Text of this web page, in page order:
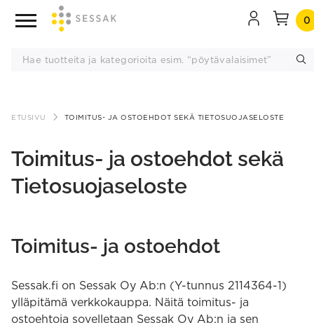
Siirry
0
ETUSIVU TOIMITUS- JA OSTOEHDOT SEKÄ TIETOSUOJASELOSTE
Toimitus- ja ostoehdot sekä
Tietosuojaseloste
Toimitus- ja ostoehdot
Sessak.fi on Sessak Oy Ab:n (Y-tunnus 2114364-1)
ylläpitämä verkkokauppa. Näitä toimitus- ja
ostoehtoja sovelletaan Sessak Oy Ab:n ja sen